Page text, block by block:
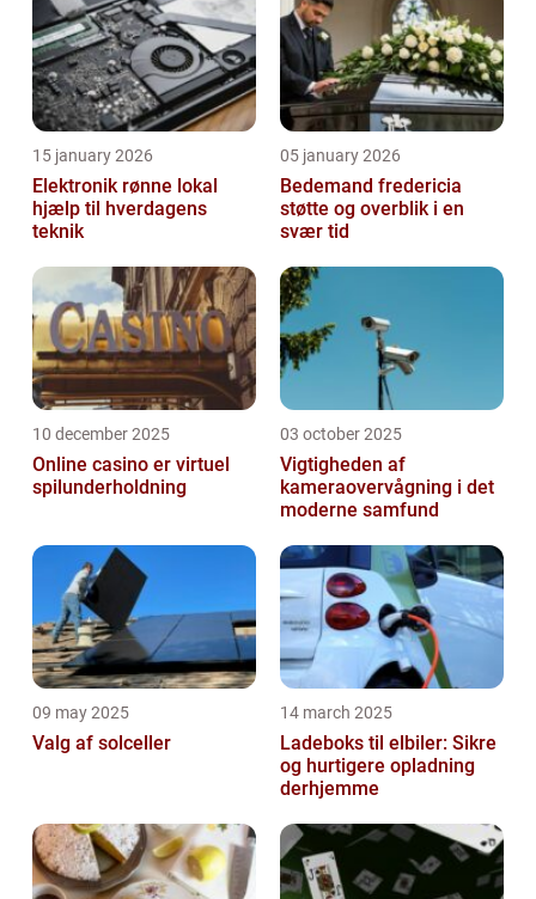
15 january 2026
Elektronik rønne lokal
hjælp til hverdagens
teknik
05 january 2026
Bedemand fredericia
støtte og overblik i en
svær tid
10 december 2025
Online casino er virtuel
spilunderholdning
03 october 2025
Vigtigheden af
kameraovervågning i det
moderne samfund
09 may 2025
Valg af solceller
14 march 2025
Ladeboks til elbiler: Sikre
og hurtigere opladning
derhjemme